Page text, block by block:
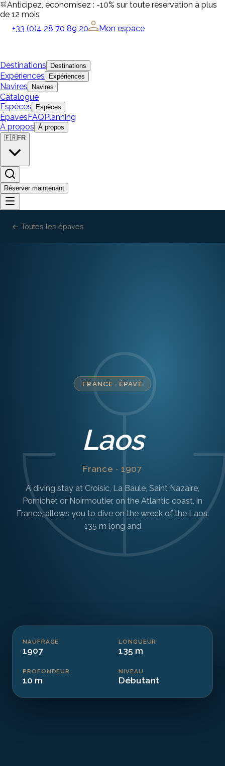
Anticipez, économisez : -10% sur toute réservation à plus
de 12 mois
+33 (0)4 28 70 89 20
Mon espace
Destinations Destinations
Expériences Expériences
Navires Navires
Catalogue
Espèces
Espèces
ÉpavesFAQPlanning
À propos À propos
🇫🇷FR
Réserver maintenant
← Toutes les épaves
FRANCE · ÉPAVE
Laos
France · 1907
A diving stay at Croisic, La Baule, Saint Nazaire,
Pornichet or Noirmoutier, on the Atlantic coast, in
France, allows you to dive on the wreck of the Laos.
135 m long and
NAUFRAGE
1907
LONGUEUR
135 m
PROFONDEUR
10 m
NIVEAU
Débutant